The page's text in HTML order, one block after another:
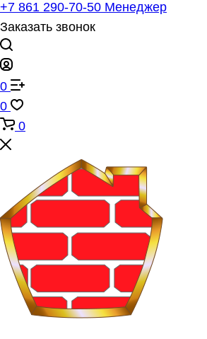
+7 861 290-70-50 Менеджер
Заказать звонок
0
0
0